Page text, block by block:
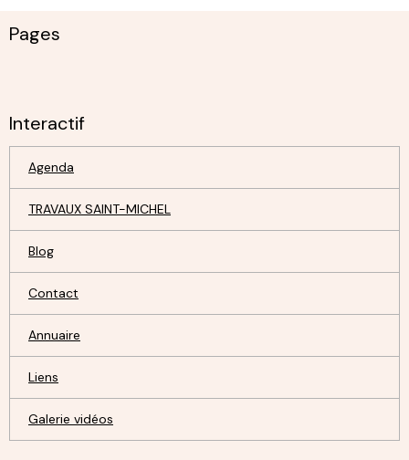
Pages
Interactif
Agenda
TRAVAUX SAINT-MICHEL
Blog
Contact
Annuaire
Liens
Galerie vidéos